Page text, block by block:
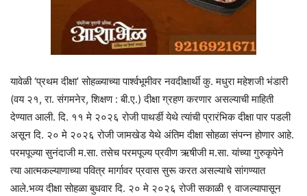
यावेळी ‘प्रथम दीक्षा’ सोहळ्याच्या पार्श्वभूमीवर नवदीक्षार्थी कु. मधुरा महेशजी भंडारी
(वय २१, रा. संगमनेर, शिक्षण : बी.ए.) दीक्षा ग्रहण करणार असल्याची माहिती
देण्यात आली. दि. ११ मे २०२६ रोजी पाथर्डी येथे त्यांची प्रारंभिक दीक्षा पार पडली
असून दि. २० मे २०२६ रोजी जामखेड येथे अंतिम दीक्षा सोहळा संपन्न होणार आहे.
परमपूज्या सुनंदाजी म.सा. तसेच परमपूज्य प्रवीण ऋषीजी म.सा. यांच्या गुरुकृपेने
त्या आत्मकल्याणाच्या पवित्र मार्गावर प्रवास सुरू करत असल्याचे सांगण्यात
आले.भव्य दीक्षा सोहळा बुधवार दि. २० मे २०२६ रोजी सकाळी ९ वाजल्यापासून